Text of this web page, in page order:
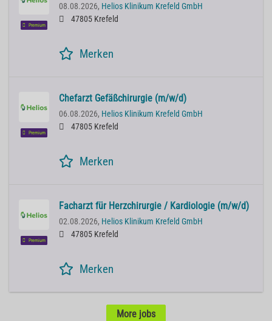
Premium
08.08.2026, Helios Klinikum Krefeld GmbH
47805 Krefeld
Merken
Premium
Chefarzt Gefäßchirurgie (m/w/d)
06.08.2026, Helios Klinikum Krefeld GmbH
47805 Krefeld
Merken
Premium
Facharzt für Herzchirurgie / Kardiologie (m/w/d)
02.08.2026, Helios Klinikum Krefeld GmbH
47805 Krefeld
Merken
More jobs